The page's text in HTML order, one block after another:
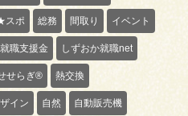
スポ 総務 間取り イベント
就職支援金 しずおか就職net
せらぎ® 熱交換
イン 自然 自動販売機